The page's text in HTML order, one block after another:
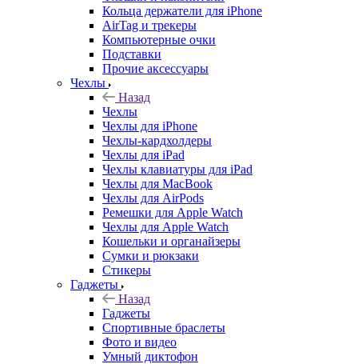
Кольца держатели для iPhone
AirTag и трекеры
Компьютерные очки
Подставки
Прочие аксессуары
Чехлы
Назад
Чехлы
Чехлы для iPhone
Чехлы-кардхолдеры
Чехлы для iPad
Чехлы клавиатуры для iPad
Чехлы для MacBook
Чехлы для AirPods
Ремешки для Apple Watch
Чехлы для Apple Watch
Кошельки и органайзеры
Сумки и рюкзаки
Стикеры
Гаджеты
Назад
Гаджеты
Спортивные браслеты
Фото и видео
Умный диктофон